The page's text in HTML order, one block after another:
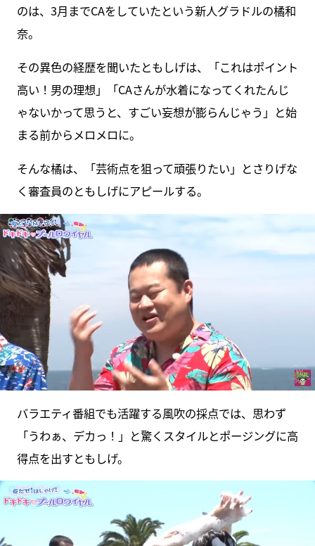
のは、3月までCAをしていたという新人グラドルの橘和
奈。
その異色の経歴を聞いたともしげは、「これはポイント
高い！男の理想」「CAさんが水着になってくれたんじ
ゃないかって思うと、すごい妄想が膨らんじゃう」と始
まる前からメロメロに。
そんな橘は、「芸術点を狙って頑張りたい」とさりげな
く審査員のともしげにアピールする。
バラエティ番組でも活躍する風吹の採点では、思わず
「うわぁ、デカっ！」と驚くスタイルとポージングに高
得点を出すともしげ。